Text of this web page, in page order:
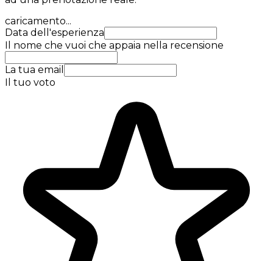
caricamento...
Data dell'esperienza
Il nome che vuoi che appaia nella recensione
La tua email
Il tuo voto